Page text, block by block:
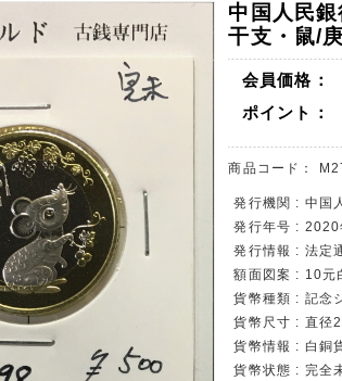
中国人民
干支・鼠/
会員価格：
ポイント：
商品コード：
発行機関 : 中国
発行年号 : 2020
発行情報 : 法定
額面図案 : 10元
貨幣種類 : 記念
貨幣尺寸 : 直径
貨幣情報 : 白銅
貨幣状態 : 完全